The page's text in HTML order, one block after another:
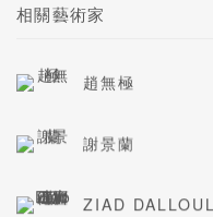
相關藝術家
趙無極
謝景蘭
ZIAD